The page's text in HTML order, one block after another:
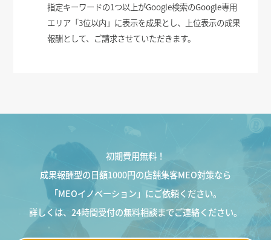
指定キーワードの1つ以上がGoogle検索のGoogle専用
エリア「3位以内」に表示を成果とし、上位表示の成果
報酬として、ご請求させていただきます。
初期費用無料！
成果報酬型の日額1000円の店舗集客MEO対策なら
「MEOイノベーション」にご依頼ください。
詳しくは、24時間受付の無料相談までご連絡ください。